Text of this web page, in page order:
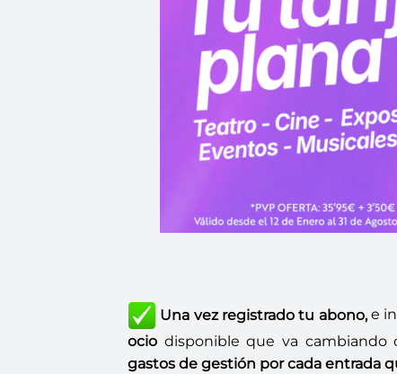
Una vez registrado tu abono,e
ocio disponible que va cambiando
gastos de gestión por cada entrada